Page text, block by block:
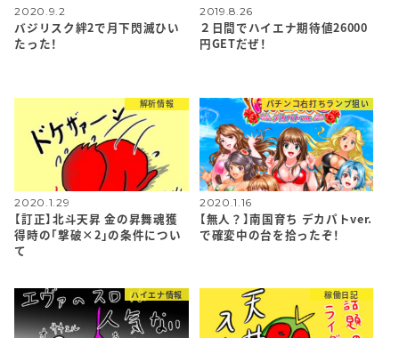
2020.9.2
バジリスク絆2で月下閃滅ひい
たった！
2019.8.26
２日間でハイエナ期待値26000
円GETだぜ！
解析情報
2020.1.29
【訂正】北斗天昇 金の昇舞魂獲
得時の「撃破×2」の条件につい
て
パチンコ右打ちランプ狙い
2020.1.16
【無人？】南国育ち デカパトver.
で確変中の台を拾ったぞ！
ハイエナ情報 稼働日記